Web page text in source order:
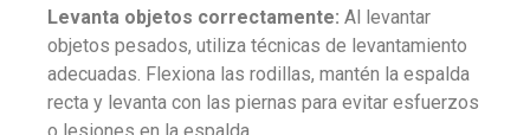
Levanta objetos correctamente: Al levantar
objetos pesados, utiliza técnicas de levantamiento
adecuadas. Flexiona las rodillas, mantén la espalda
recta y levanta con las piernas para evitar esfuerzos